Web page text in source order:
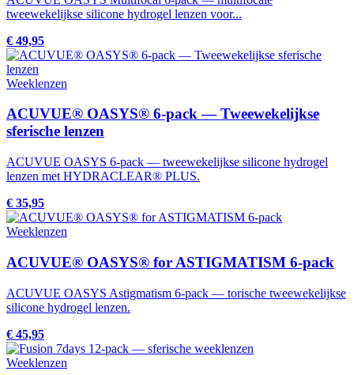
tweewekelijkse silicone hydrogel lenzen voor...
€ 49,95
Weeklenzen
ACUVUE® OASYS® 6-pack — Tweewekelijkse
sferische lenzen
ACUVUE OASYS 6-pack — tweewekelijkse silicone hydrogel
lenzen met HYDRACLEAR® PLUS.
€ 35,95
Weeklenzen
ACUVUE® OASYS® for ASTIGMATISM 6-pack
ACUVUE OASYS Astigmatism 6-pack — torische tweewekelijkse
silicone hydrogel lenzen.
€ 45,95
Weeklenzen